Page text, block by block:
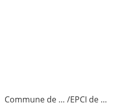
Commune de … /EPCI de …